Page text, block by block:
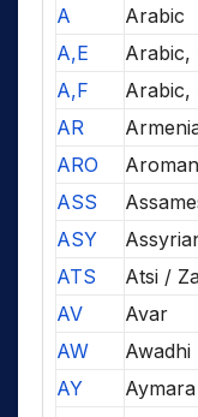
A
Arabic
A,E
Arabic,
A,F
Arabic,
AR
ARO
ASS
ASY
ATS
Atsi /
AV
Avar
AW
Awadhi
AY
Aymara